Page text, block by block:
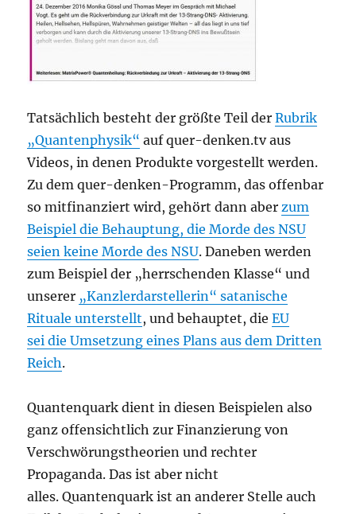
Tatsächlich besteht der größte Teil derRubrik
„Quantenphysik“ auf quer-denken.tv aus
Videos, in denen Produkte vorgestellt werden.
Zu dem quer-denken-Programm, das offenbar
so mitfinanziert wird, gehört dann aber zum
Beispiel die Behauptung, die Morde des NSU
seien keine Morde des NSU. Daneben werden
zum Beispiel der „herrschenden Klasse“ und
unserer „Kanzlerdarstellerin“ satanische
Rituale unterstellt, und behauptet, dieEU
sei die Umsetzung eines Plans aus dem Dritten
Reich.
Quantenquark dient in diesen Beispielen also
ganz offensichtlich zur Finanzierung von
Verschwörungstheorien und rechter
Propaganda. Das ist aber nicht
alles. Quantenquark ist an anderer Stelle auch